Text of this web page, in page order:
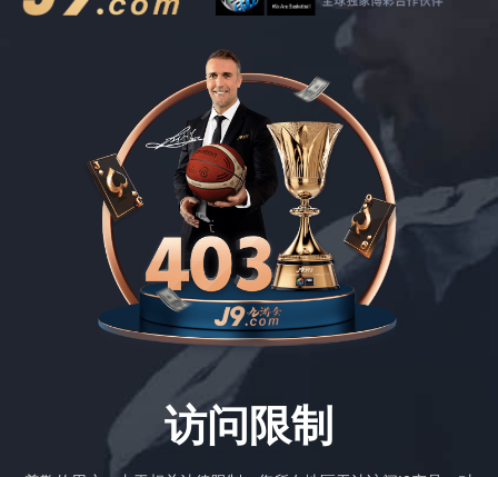
访问限制